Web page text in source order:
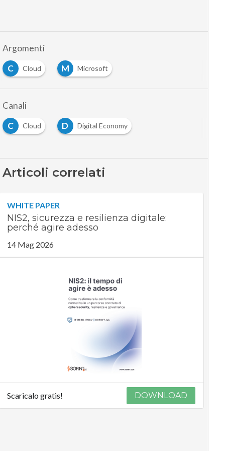
Argomenti
C
Cloud M Microsoft
Canali
C
Cloud D Digital Economy
Articoli correlati
WHITE PAPER
NIS2, sicurezza e resilienza digitale:
perché agire adesso
14 Mag 2026
Scaricalo gratis! DOWNLOAD